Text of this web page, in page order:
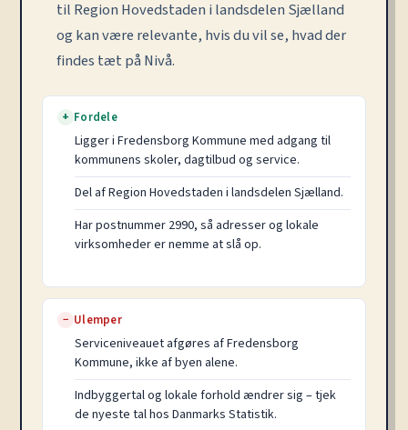
til Region Hovedstaden i landsdelen Sjælland
og kan være relevante, hvis du vil se, hvad der
findes tæt på Nivå.
+ Fordele
Ligger i Fredensborg Kommune med adgang til
kommunens skoler, dagtilbud og service.
Del af Region Hovedstaden i landsdelen Sjælland.
Har postnummer 2990, så adresser og lokale
virksomheder er nemme at slå op.
− Ulemper
Serviceniveauet afgøres af Fredensborg
Kommune, ikke af byen alene.
Indbyggertal og lokale forhold ændrer sig – tjek
de nyeste tal hos Danmarks Statistik.